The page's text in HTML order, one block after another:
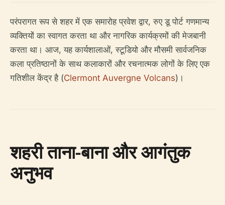
परंपरागत रूप से शहर में एक समारोह प्रवेश द्वार, रुए डू पोर्ट गणमान्य
व्यक्तियों का स्वागत करता था और नागरिक कार्यक्रमों की मेजबानी
करता था। आज, यह कार्यशालाओं, स्टूडियो और मौसमी सार्वजनिक
कला प्रतिष्ठानों के साथ कलाकारों और रचनात्मक लोगों के लिए एक
गतिशील केंद्र है (Clermont Auvergne Volcans)।
शहरी ताना-बाना और आगंतुक
अनुभव